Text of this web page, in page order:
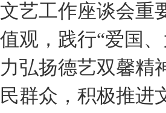
艺工作座谈会重
观，践行“爱国
弘扬德艺双馨精
群众，积极推进